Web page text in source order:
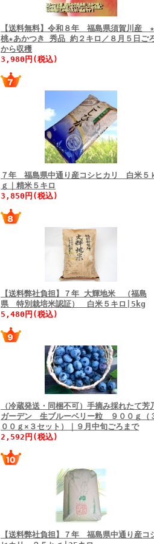
【送料無料】令和８年 福島県須賀川産 ★
桃★あかつき 秀品 約２キロ／８月５日ご
から収穫
3,980円(税込)
７年 福島県中通り産コシヒカリ 白米５
ｇ｜精米５キロ
3,850円(税込)
【送料弊社負担】７年 大輝地米 （福島
県 特別栽培米認証） 白米５キロ|5kg
5,480円(税込)
（冷蔵発送・同梱不可）手摘み採れたて芳
ガーデン 生ブルーベリー粒 ９００ｇ（
００ｇ×３セット）｜９月中旬ごろまで
2,592円(税込)
【送料弊社負担】７年 福島県中通り産コ